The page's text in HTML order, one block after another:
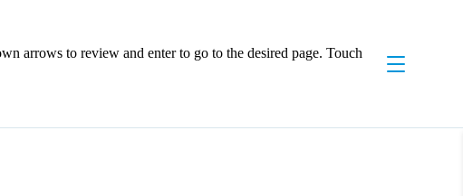
arrows to review and enter to go to the desired page. Touch